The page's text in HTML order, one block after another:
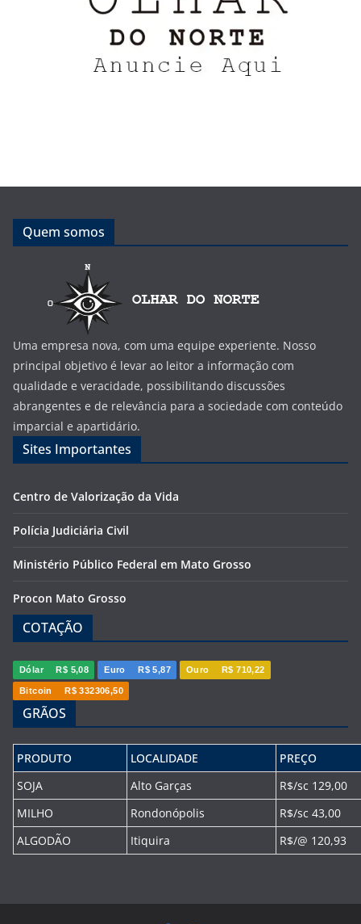
Quem somos
Uma empresa nova, com uma equipe experiente. Nosso
principal objetivo é levar ao leitor a informação com
qualidade e veracidade, possibilitando discussões
abrangentes e de relevância para a sociedade com conteúdo
imparcial e apartidário.
Sites Importantes
Centro de Valorização da Vida
Polícia Judiciária Civil
Ministério Público Federal em Mato Grosso
Procon Mato Grosso
COTAÇÃO
Dólar R$ 5,08 Euro R$ 5,87 Ouro R$ 710,22
Bitcoin R$ 332306,50
GRÃOS
PRODUTO LOCALIDADE
PREÇO
SOJA
Alto Garças
R$/sc 129,00
MILHO
Rondonópolis
R$/sc 43,00
ALGODÃO
Itiquira R$/@ 120,93